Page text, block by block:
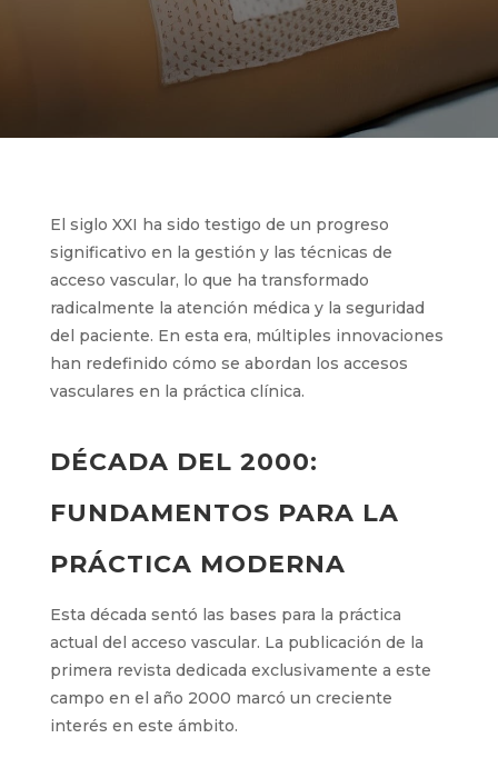
El siglo XXI ha sido testigo de un progreso
significativo en la gestión y las técnicas de
acceso vascular, lo que ha transformado
radicalmente la atención médica y la seguridad
del paciente. En esta era, múltiples
DÉCADA DEL 2000:
FUNDAMENTOS PARA LA
PRÁCTICA MODERNA
Esta década sentó las bases para la práctica
actual del acceso vascular. La publicación de la
primera revista dedicada exclusivamente a este